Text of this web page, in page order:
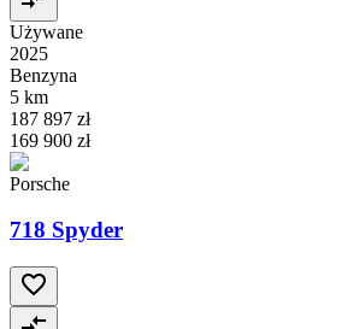
Używane
2025
Benzyna
5 km
187 897 zł
169 900 zł
Porsche
718 Spyder